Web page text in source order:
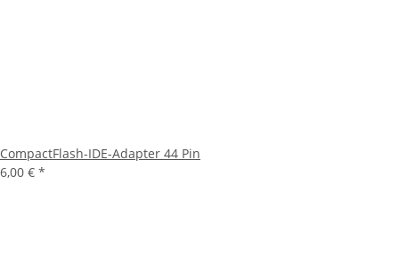
CompactFlash-IDE-Adapter 44 Pin
6,00 € *